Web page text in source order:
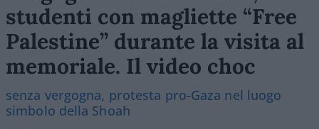
studenti con magliette “Free
Palestine” durante la visita al
memoriale. Il video choc
senza vergogna, protesta pro-Gaza nel luogo
simbolo della Shoah